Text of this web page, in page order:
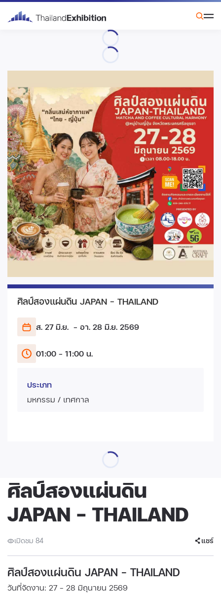
ศิลป์สองแผ่นดิน JAPAN - THAILAND
ส. 27 มิ.ย. - อา. 28 มิ.ย. 2569
01:00 - 11:00 น.
ประเภท
มหกรรม / เทศกาล
ศิลป์สองแผ่นดิน
JAPAN - THAILAND
เปิดชม 84 แชร์
ศิลป์สองแผ่นดิน JAPAN - THAILAND
วันที่จัดงาน: 27 - 28 มิถุนายน 2569